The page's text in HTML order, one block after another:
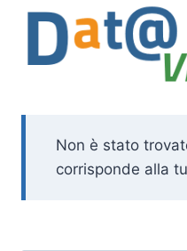
Salta
contenuto
Non è stato
corrisponde alla